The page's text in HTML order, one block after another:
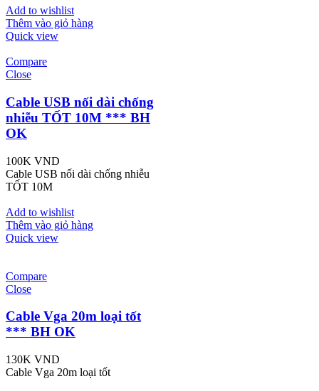
Add to wishlist
Thêm vào giỏ hàng
Quick view
Compare
Close
Cable USB nối dài chống
nhiễu TỐT 10M *** BH
OK
100K VND
Cable USB nối dài chống nhiễu
TỐT 10M
Add to wishlist
Thêm vào giỏ hàng
Quick view
Compare
Close
Cable Vga 20m loại tốt
*** BH OK
130K VND
Cable Vga 20m loại tốt